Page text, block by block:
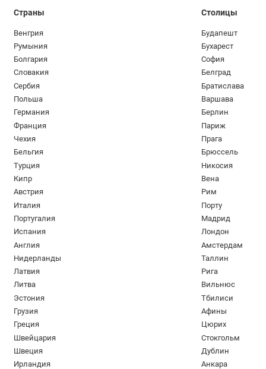
Страны
Венгрия
Румыния
Болгария
Словакия
Сербия
Польша
Германия
Франция
Чехия
Бельгия
Турция
Кипр
Австрия
Италия
Португалия
Испания
Англия
Нидерланды
Латвия
Литва
Эстония
Грузия
Греция
Швейцария
Швеция
Ирландия
Столицы
Будапешт
Бухарест
София
Белград
Братислава
Варшава
Берлин
Париж
Прага
Брюссель
Никосия
Вена
Рим
Порту
Мадрид
Лондон
Амстердам
Таллин
Рига
Вильнюс
Тбилиси
Афины
Цюрих
Стокгольм
Дублин
Анкара